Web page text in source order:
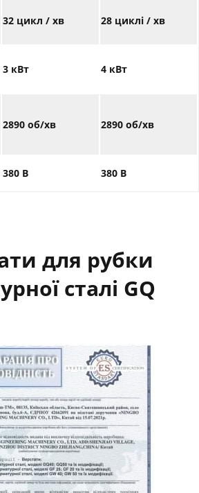
32 цикл / хв 28 циклі / хв
3 кВт 4 кВт
2890 об/хв 2890 об/хв
380 В 380 В
для рубки
сталі GQ